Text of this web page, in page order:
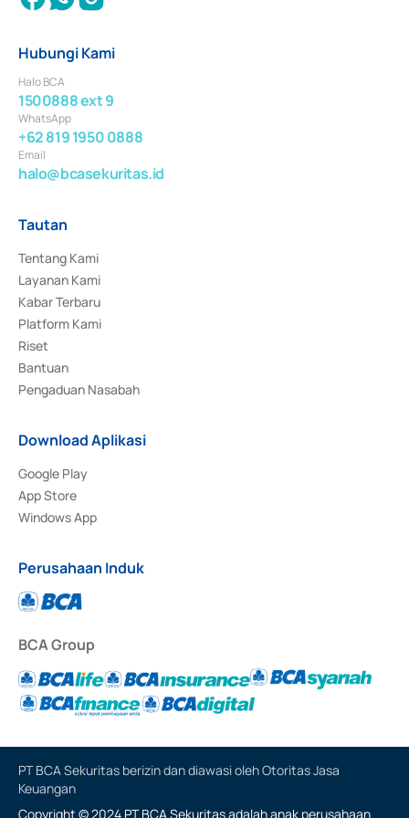
Hubungi Kami
Halo BCA
1500888 ext 9
WhatsApp
+62 819 1950 0888
Email
halo@bcasekuritas.id
Tautan
Tentang Kami
Layanan Kami
Kabar Terbaru
Platform Kami
Riset
Bantuan
Pengaduan Nasabah
Download Aplikasi
Google Play
App Store
Windows App
Perusahaan Induk
BCA Group
PT BCA Sekuritas berizin dan diawasi oleh Otoritas Jasa
Keuangan
Copyright © 2024 PT BCA Sekuritas adalah anak perusahaan